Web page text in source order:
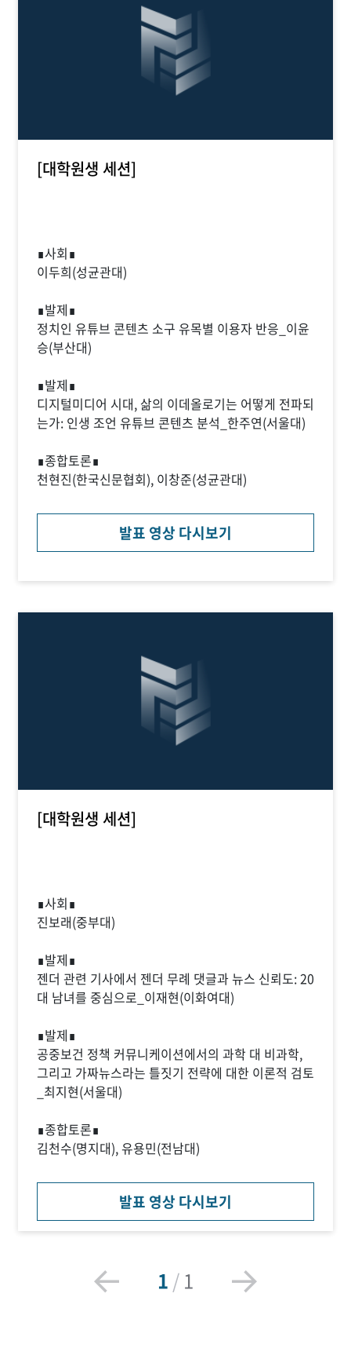
[대학원생 세션]
∎사회∎
이두희(성균관대)
∎발제∎
정치인 유튜브 콘텐츠 소구 유목별 이용자 반응_이윤
승(부산대)
∎발제∎
디지털미디어 시대, 삶의 이데올로기는 어떻게 전파되
는가: 인생 조언 유튜브 콘텐츠 분석_한주연(서울대)
∎종합토론∎
천현진(한국신문협회), 이창준(성균관대)
발표 영상 다시보기
[대학원생 세션]
∎사회∎
진보래(중부대)
∎발제∎
젠더 관련 기사에서 젠더 무례 댓글과 뉴스 신뢰도: 20
대 남녀를 중심으로_이재현(이화여대)
∎발제∎
공중보건 정책 커뮤니케이션에서의 과학 대 비과학,
그리고 가짜뉴스라는 틀짓기 전략에 대한 이론적 검토
_최지현(서울대)
∎종합토론∎
김천수(명지대), 유용민(전남대)
발표 영상 다시보기
1/1